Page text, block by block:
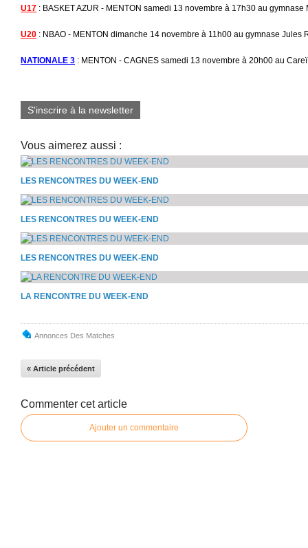
U17 : BASKET AZUR - MENTON samedi 13 novembre à 17h30 au
U20 : NBAO - MENTON dimanche 14 novembre à 11h00 au gymnase Jules
NATIONALE 3 : MENTON - CAGNES samedi 13 novembre à 20h00 au Careï
S'inscrire à la newsletter
Vous aimerez aussi :
LES RENCONTRES DU WEEK-END
LES RENCONTRES DU WEEK-END
LES RENCONTRES DU WEEK-END
LA RENCONTRE DU WEEK-END
Annonces Des Matches
« Article précédent
Commenter cet article
Ajouter un commentaire